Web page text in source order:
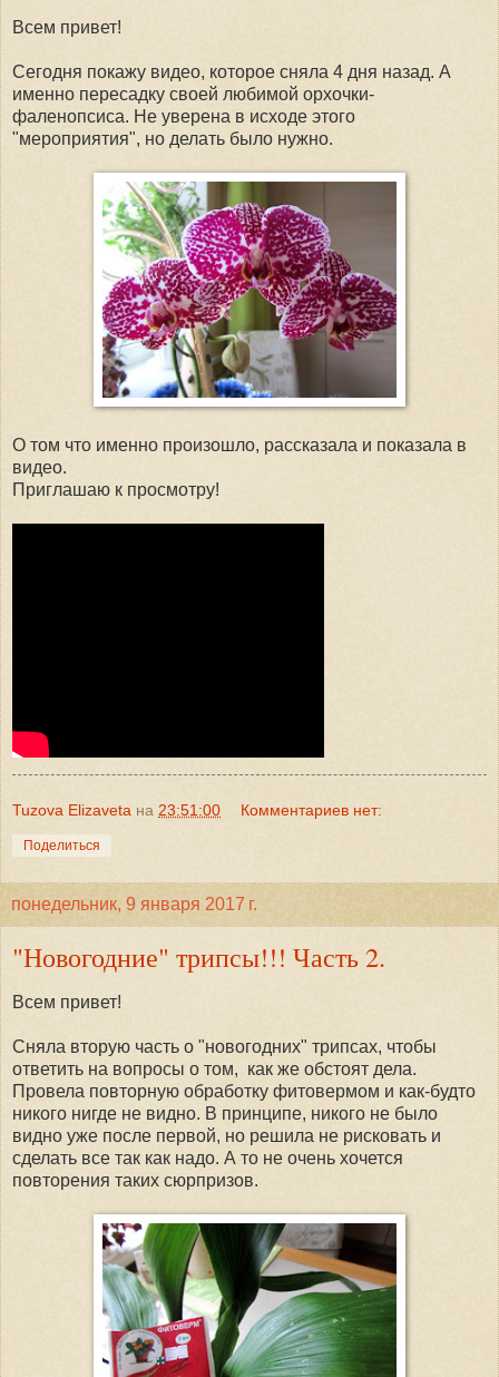
Всем привет!
Сегодня покажу видео, которое сняла 4 дня назад. А
именно пересадку своей любимой орхочки-
фаленопсиса. Не уверена в исходе этого
"мероприятия", но делать было нужно.
О том что именно произошло, рассказала и показала в
видео.
Приглашаю к просмотру!
Tuzova Elizaveta на 23:51:00 Комментариев нет:
Поделиться
понедельник, 9 января 2017 г.
"Новогодние" трипсы!!! Часть 2.
Всем привет!
Сняла вторую часть о "новогодних" трипсах, чтобы
ответить на вопросы о том, как же обстоят дела.
Провела повторную обработку фитовермом и как-будто
никого нигде не видно. В принципе, никого не было
видно уже после первой, но решила не рисковать и
сделать все так как надо. А то не очень хочется
повторения таких сюрпризов.